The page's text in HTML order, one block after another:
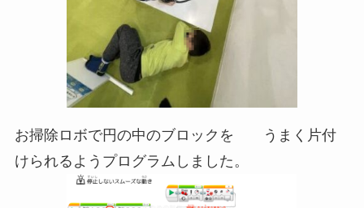
お掃除ロボで円の中のブロックを うまく片付
けられるようプログラムしました。